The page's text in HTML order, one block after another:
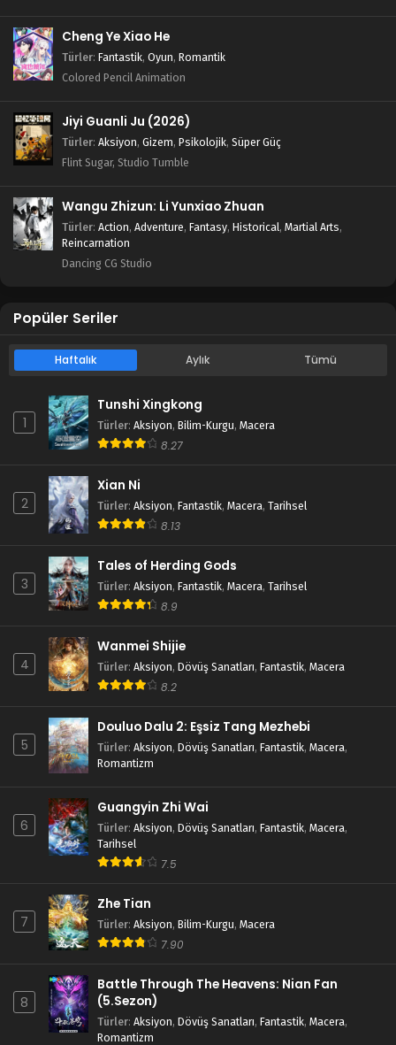
Cheng Ye Xiao He
Türler: Fantastik, Oyun, Romantik
Colored Pencil Animation
Jiyi Guanli Ju (2026)
Türler: Aksiyon, Gizem, Psikolojik, Süper Güç
Flint Sugar, Studio Tumble
Wangu Zhizun: Li Yunxiao Zhuan
Türler: Action, Adventure, Fantasy, Historical, Martial Arts,
Reincarnation
Dancing CG Studio
Popüler Seriler
Haftalık Aylık Tümü
1
Tunshi Xingkong
Türler: Aksiyon, Bilim-Kurgu, Macera
8.27
2
Xian Ni
Türler: Aksiyon, Fantastik, Macera, Tarihsel
8.13
3
Tales of Herding Gods
Türler: Aksiyon, Fantastik, Macera, Tarihsel
8.9
4
Wanmei Shijie
Türler: Aksiyon, Dövüş Sanatları, Fantastik, Macera
8.2
5
Douluo Dalu 2: Eşsiz Tang Mezhebi
Türler: Aksiyon, Dövüş Sanatları, Fantastik, Macera,
Romantizm
6
Guangyin Zhi Wai
Türler: Aksiyon, Dövüş Sanatları, Fantastik, Macera,
Tarihsel
7.5
7
Zhe Tian
Türler: Aksiyon, Bilim-Kurgu, Macera
7.90
8
Battle Through The Heavens: Nian Fan
(5.Sezon)
Türler: Aksiyon, Dövüş Sanatları, Fantastik, Macera,
Romantizm